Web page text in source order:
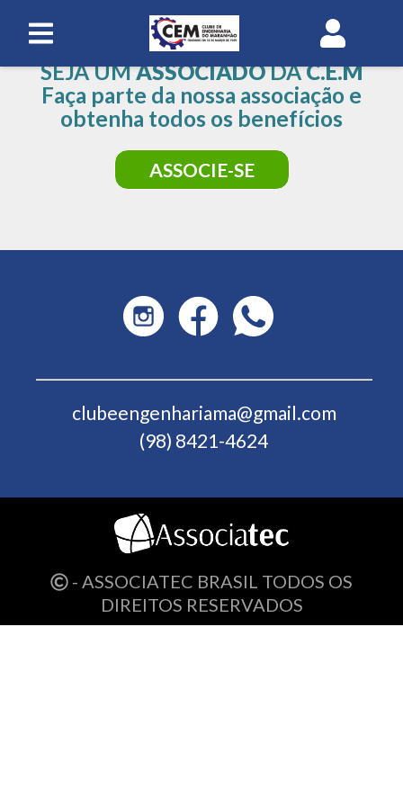
SEJA UMASSOCIADODAC.E.M
Faça parte da nossa associação e
obtenha todos os benefícios
ASSOCIE-SE
clubeengenhariama@gmail.com
(98) 8421-4624
- ASSOCIATEC BRASIL TODOS OS
DIREITOS RESERVADOS